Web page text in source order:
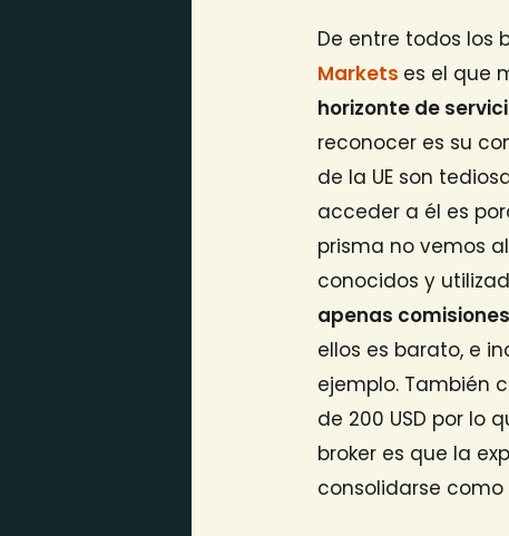
De entre todos los
Markets es el que
horizonte de
reconocer es su
de la UE son
acceder a él es
prisma no vemos
conocidos y
apenas comisiones
ellos es barato, e
ejemplo. También
de 200 USD por lo
broker es que la
consolidarse